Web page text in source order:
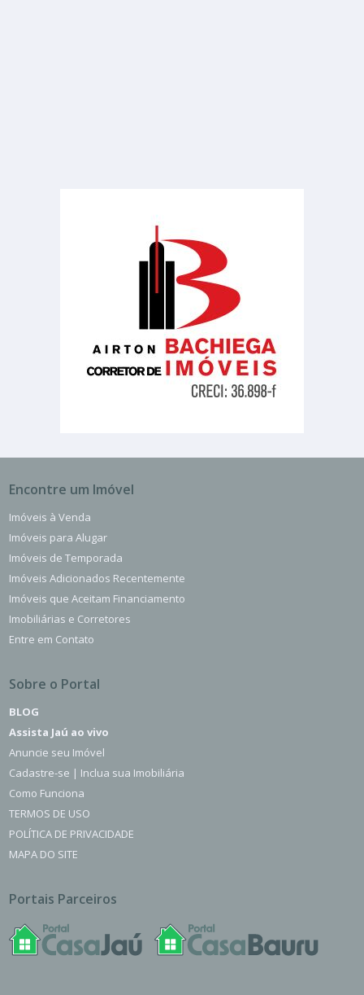
Encontre um Imóvel
Imóveis à Venda
Imóveis para Alugar
Imóveis de Temporada
Imóveis Adicionados Recentemente
Imóveis que Aceitam Financiamento
Imobiliárias e Corretores
Entre em Contato
Sobre o Portal
BLOG
Assista Jaú ao vivo
Anuncie seu Imóvel
Cadastre-se | Inclua sua Imobiliária
Como Funciona
TERMOS DE USO
POLÍTICA DE PRIVACIDADE
MAPA DO SITE
Portais Parceiros